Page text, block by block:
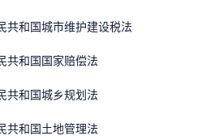
民共和国城市维护建设税法
民共和国国家赔偿法
民共和国城乡规划法
民共和国土地管理法